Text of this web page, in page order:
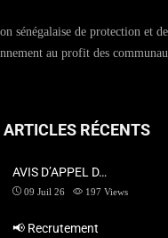
sénégalaise de protection et
au profit des
ARTICLES RÉCENTS
AVIS D’APPEL D…
09 Juil 26 197 Views
📢 Recrutement